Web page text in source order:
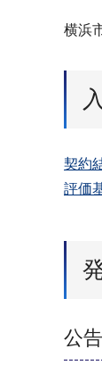
横浜
契約
評価
公